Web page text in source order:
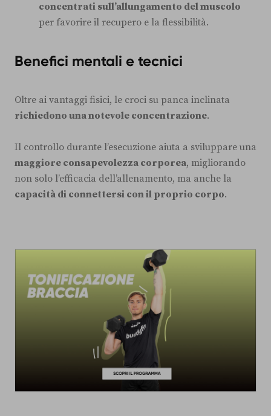
concentrati sull’allungamento del muscolo
per favorire il recupero e la flessibilità.
Benefici mentali e tecnici
Oltre ai vantaggi fisici, le croci su panca inclinata
richiedono una notevole concentrazione.
Il controllo durante l’esecuzione aiuta a sviluppare una
maggiore consapevolezza corporea, migliorando
non solo l’efficacia dell’allenamento, ma anche la
capacità di connettersi con il proprio corpo.